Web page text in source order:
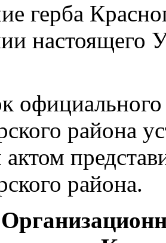
герба
настоящего
официального
района
района.